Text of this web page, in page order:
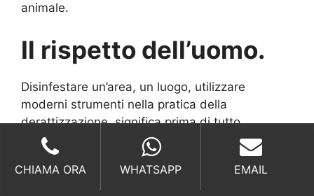
animale.
Il rispetto dell’uomo.
Disinfestare un’area, un luogo, utilizzare
moderni strumenti nella pratica della
derattizzazione, significa prima di tutto
rispettare l’uomo
, non dare la possibilità che
agenti esterni si espongano in modo negativo
contro persone o altri animali, questo è il nostro
primo obiettivo. C’è da aggiungere che lo
CHIAMA ORA WHATSAPP EMAIL